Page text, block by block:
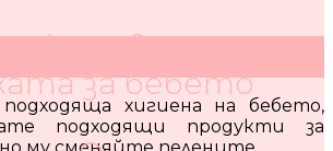
съвета за
за бебето
хигиена на бебето,
подходящи продукти за